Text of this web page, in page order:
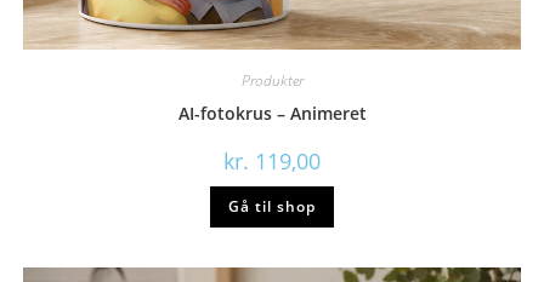
Produkter
AI-fotokrus – Animeret
kr. 119,00
Gå til shop